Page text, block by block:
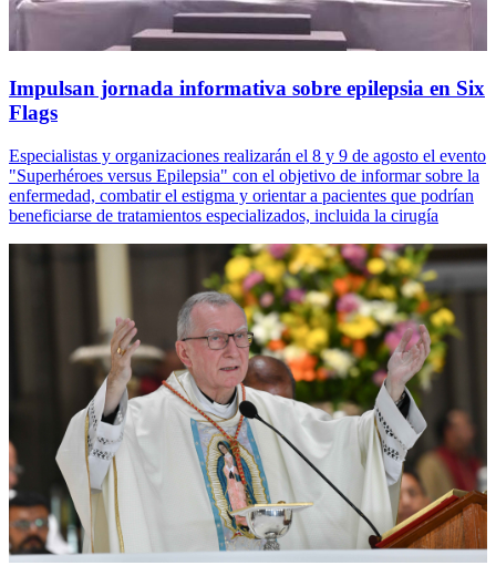
Impulsan jornada informativa sobre epilepsia en Six
Flags
Especialistas y organizaciones realizarán el 8 y 9 de agosto el evento
"Superhéroes versus Epilepsia" con el objetivo de informar sobre la
enfermedad, combatir el estigma y orientar a pacientes que podrían
beneficiarse de tratamientos especializados, incluida la cirugía